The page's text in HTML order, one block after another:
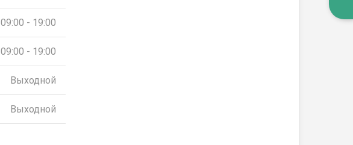
09:00 - 19:00
09:00 - 19:00
Выходной
Выходной